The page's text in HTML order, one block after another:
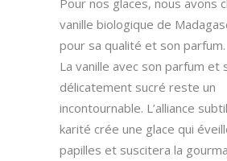
vanille biologique de
pour sa qualité et son parfum.
La vanille avec son parfum et
délicatement sucré reste un
incontournable. L’alliance
karité crée une glace qui
papilles et suscitera la